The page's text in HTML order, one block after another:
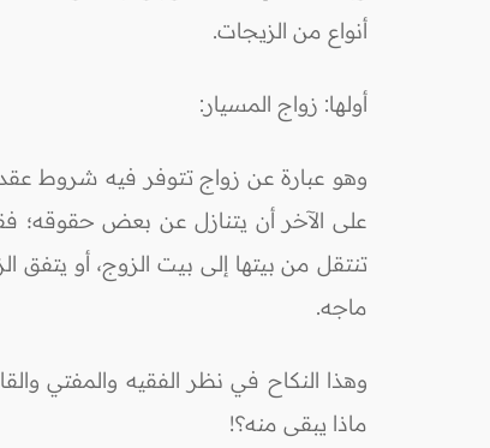
أنواع من الزيجات.
أولها: زواج المسيار:
وهو عبارة عن زواج تتوفر فيه شروط
على الآخر أن يتنازل عن بعض حقوقه؛
تنتقل من بيتها إلى بيت الزوج، أو يتفق
ماجه.
وهذا النكاح في نظر الفقيه والمفتي
ماذا يبقى منه؟!